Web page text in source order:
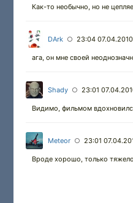
Как-то необычно, но не
DArk ○ 23:04 07.04.2010
ага, он мне своей
Shady ○ 23:01
Видимо, фильмом
Meteor ○ 23:01
Вроде хорошо, только